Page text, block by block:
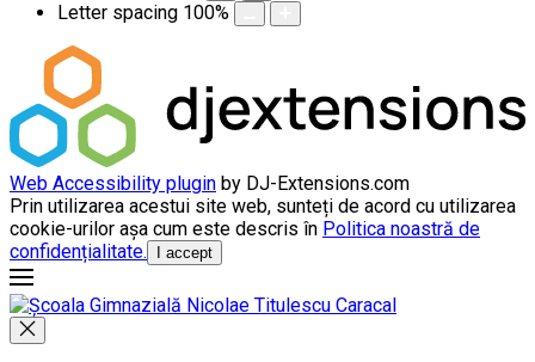
Letter spacing 100%
Web Accessibility plugin by DJ-Extensions.com
Prin utilizarea acestui site web, sunteți de acord cu utilizarea
cookie-urilor așa cum este descris în Politica noastră de
confidențialitate.
I accept